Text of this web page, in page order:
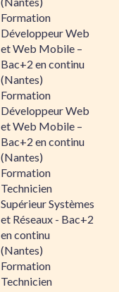
Formation
Développeur Web
et Web Mobile –
Bac+2 en continu
(Nantes)
Formation
Développeur Web
et Web Mobile –
Bac+2 en continu
(Nantes)
Formation
Technicien
Supérieur Systèmes
et Réseaux - Bac+2
en continu
(Nantes)
Formation
Technicien